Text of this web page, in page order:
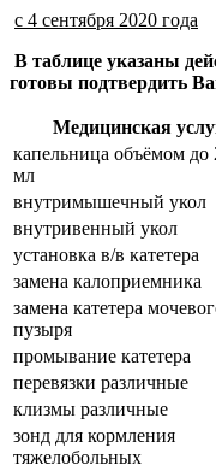
с 4 сентября 2020 года
В таблице указаны
готовы подтвердить
Медицинская
капельница объёмом до
мл
внутримышечный укол
внутривенный укол
установка в/в катетера
замена калоприемника
замена катетера
пузыря
промывание катетера
перевязки различные
клизмы различные
зонд для кормления
тяжелобольных